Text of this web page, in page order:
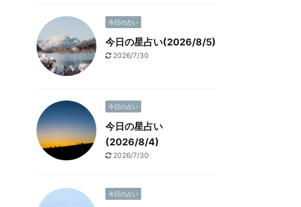
今日の占い
今日の星占い(2026/8/5)
2026/7/30
今日の占い
今日の星占い
(2026/8/4)
2026/7/30
今日の占い